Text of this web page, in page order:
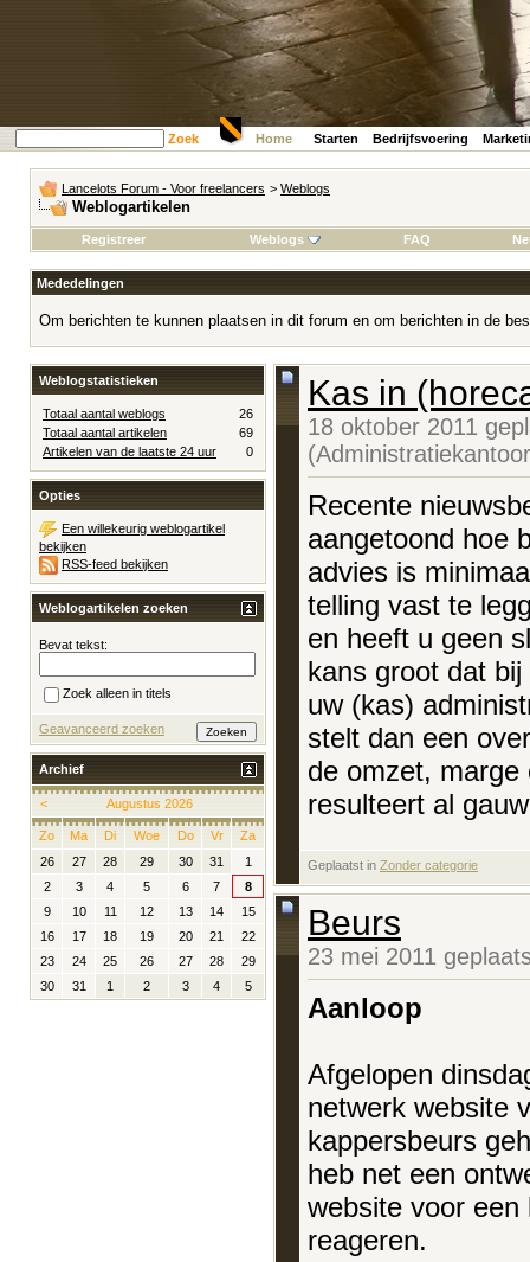
Zoek Home Starten Bedrijfsvoering
Lancelots Forum - Voor freelancers > Weblogs
Weblogartikelen
Registreer Weblogs FAQ
Mededelingen
Om berichten te kunnen plaatsen in dit forum en om berichten in de
Kas in
18 oktober 2011
Recente
aangetoond hoe
advies is
telling vast te
en heeft u geen
kans groot dat
uw (kas)
stelt dan een
de omzet,
resulteert al
Geplaatst in Zonder categorie
Beurs
23 mei 2011
Aanloop
Afgelopen
netwerk website
kappersbeurs
heb net een
website voor
reageren.
Weblogstatistieken
Totaal aantal weblogs
26
Totaal aantal artikelen
69
Artikelen van de laatste 24 uur
0
Opties
Een willekeurig weblogartikel
bekijken
RSS-feed bekijken
Weblogartikelen zoeken
Bevat tekst:
Zoek alleen in titels
Geavanceerd zoeken
Archief
< Augustus 2026
Zo Ma Di Woe Do Vr
Za
26
27 28 29 30 31
1
2
3 4 5 6 7
8
9
10 11 12 13 14
15
16
17 18 19 20 21
22
23
24 25 26 27 28
29
30
31 1 2 3 4 5